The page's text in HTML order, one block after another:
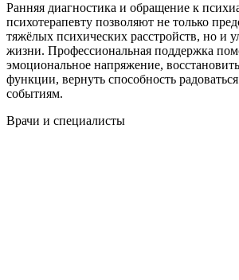
Ранняя диагностика и обращение к
психотерапевту позволяют не только
тяжёлых психических расстройств, но и
жизни. Профессиональная поддержка
эмоциональное напряжение,
функции, вернуть способность
событиям.
Врачи и специалисты